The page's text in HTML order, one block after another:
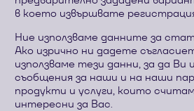
в което извършвате
Ние използваме данните за
Ако изрично ни дадете
използваме тези данни, за да
съобщения за наши и на наши
продукти и услуги, които
интересни за Вас.